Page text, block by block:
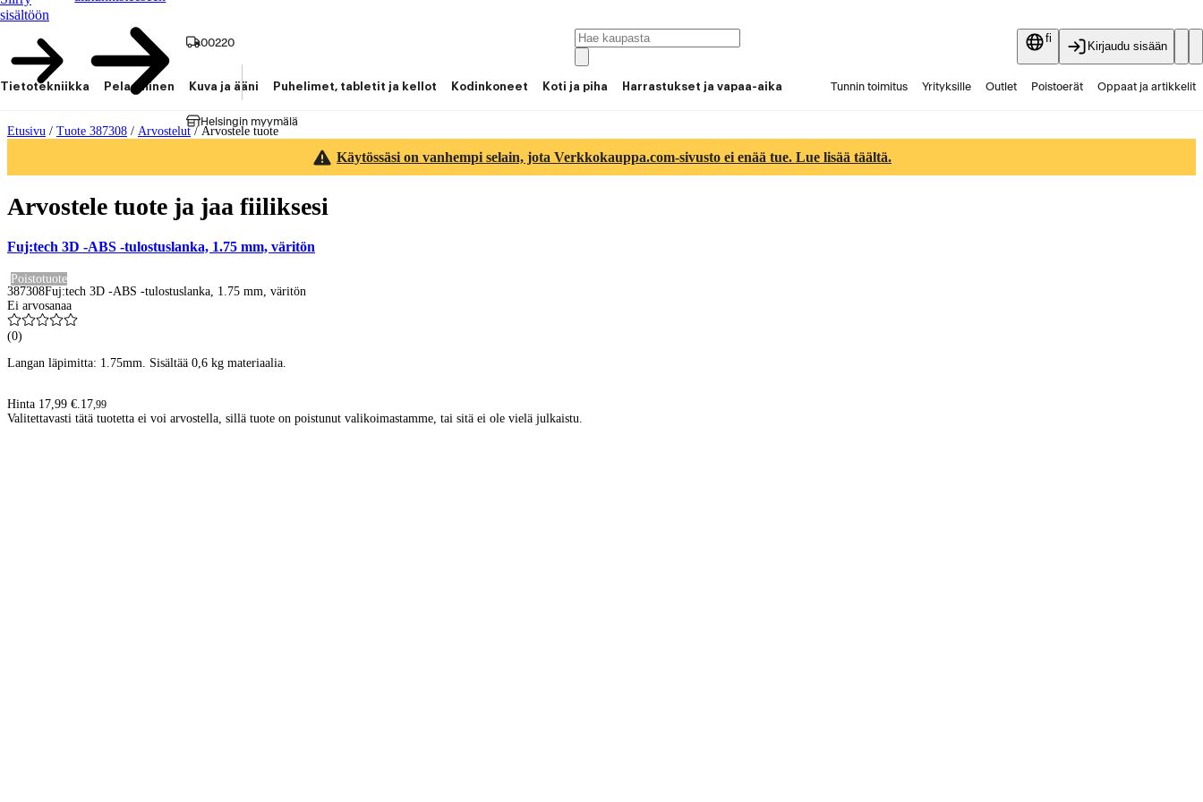
sisältöön
00220
Helsingin myymälä
fi
Kirjaudu sisään
Tietotekniikka Pelaaminen Kuva ja ääni Puhelimet, tabletit ja kellot Kodinkoneet Koti ja piha Harrastukset ja vapaa-aika Tunnin toimitus Yrityksille Outlet Poistoerät Oppaat ja artikkelit
Etusivu / Tuote 387308 / Arvostelut/ Arvostele tuote
Käytössäsi on vanhempi selain, jota Verkkokauppa.com-sivusto ei enää tue. Lue lisää täältä.
Arvostele tuote ja jaa fiiliksesi
Fuj:tech 3D -ABS -tulostuslanka, 1.75 mm, väritön
Poistotuote
387308Fuj:tech 3D -ABS -tulostuslanka, 1.75 mm, väritön
Ei arvosanaa
(0)
Langan läpimitta: 1.75mm. Sisältää 0,6 kg materiaalia.
Hinta 17,99 €.17,99
Valitettavasti tätä tuotetta ei voi arvostella, sillä tuote on poistunut valikoimastamme, tai sitä ei ole vielä julkaistu.